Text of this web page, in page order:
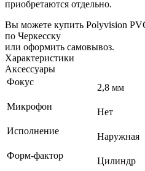
приобретаются отдельно.
Вы можете купить Polyvision
по Черкесску
или оформить самовывоз.
Характеристики
Аксессуары
Фокус
2,8 мм
Микрофон
Нет
Исполнение
Наружная
Форм-фактор
Цилиндр